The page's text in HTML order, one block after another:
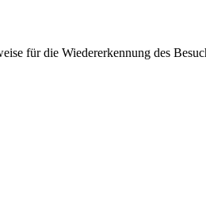
für die Wiedererkennung des